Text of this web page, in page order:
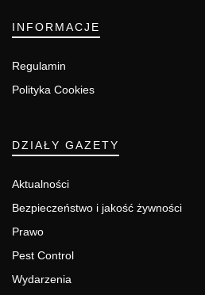
INFORMACJE
Regulamin
Polityka Cookies
DZIAŁY GAZETY
Aktualności
Bezpieczeństwo i jakość żywności
Prawo
Pest Control
Wydarzenia